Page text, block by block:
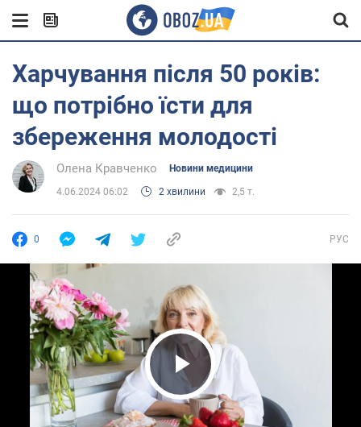
Харчування після 50 років:
що потрібно їсти для
збереження молодості
Олена Кравченко Новини медицини
4.06.2024 06:02 2 хвилини 2,5 т.
0 РУС
Play Video